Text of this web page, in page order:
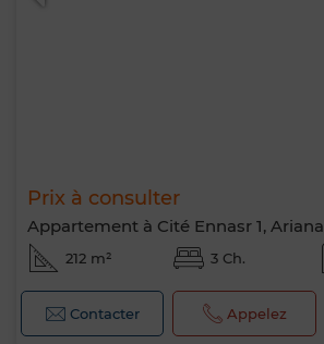
Prix à consulter
Appartement à Cité Ennasr 1, Ariana
212 m² 3 Ch.
Contacter Appelez